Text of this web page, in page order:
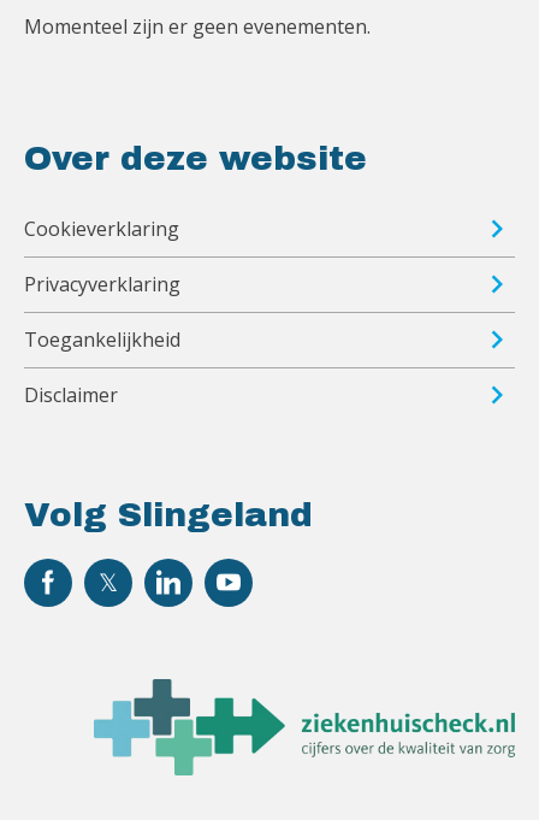
Volg Slingeland
Momenteel zijn er geen evenementen.
Over deze website
Cookieverklaring
Privacyverklaring
Toegankelijkheid
Disclaimer